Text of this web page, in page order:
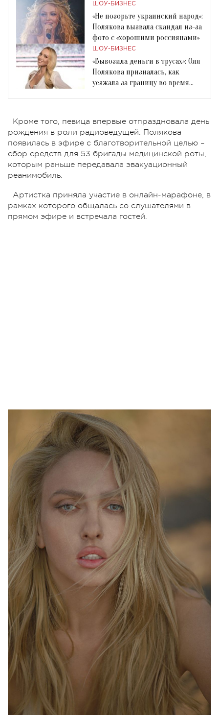
ШОУ-БИЗНЕС
«Не позорьте украинский народ»:
Полякова вызвала скандал из-за
фото с «хорошими россиянами»
ШОУ-БИЗНЕС
«Вывозила деньги в трусах»: Оля
Полякова призналась, как
уезжала за границу во время
Кроме того, певица впервые отпраздновала день
рождения в роли радиоведущей. Полякова
появилась в эфире с благотворительной целью –
сбор средств для 53 бригады медицинской роты,
которым раньше передавала эвакуационный
реанимобиль.
Артистка приняла участие в онлайн-марафоне, в
рамках которого общалась со слушателями в
прямом эфире и встречала гостей.